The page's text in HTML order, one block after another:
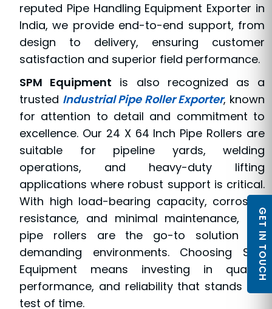
reputed Pipe Handling Equipment Exporter in
India, we provide end-to-end support, from
design to delivery, ensuring customer
satisfaction and superior field performance.
SPM Equipment is also recognized as a
trusted Industrial Pipe Roller Exporter, known
for attention to detail and commitment to
excellence. Our 24 X 64 Inch Pipe Rollers are
suitable for pipeline yards, welding
operations, and heavy-duty lifting
applications where robust support is critical.
With high load-bearing capacity, corrosion
resistance, and minimal maintenance, our
pipe rollers are the go-to solution for
demanding environments. Choosing SPM
Equipment means investing in quality,
performance, and reliability that stands the
test of time.
GET IN TOUCH